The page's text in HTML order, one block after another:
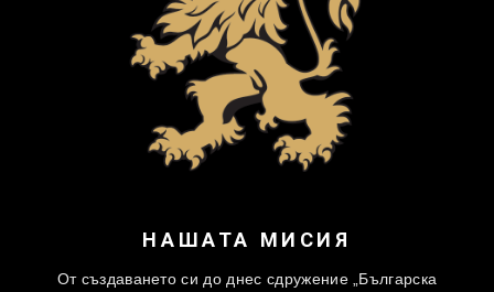
НАШАТА МИСИЯ
От създаването си до днес сдружение „Българска